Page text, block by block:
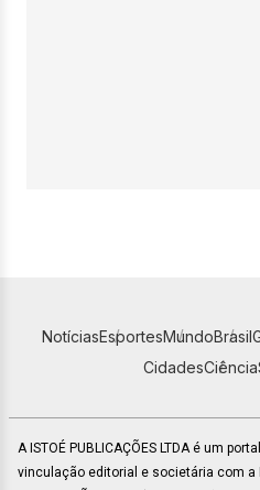
NotíciasEsportesMundoBrasil
CidadesCiência
A ISTOÉ PUBLICAÇÕES LTDA é um
vinculação editorial e societária com a